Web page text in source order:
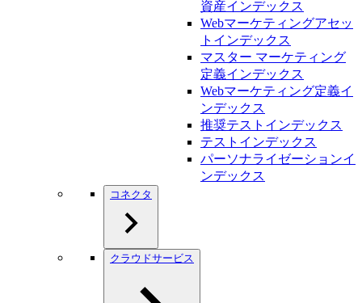
資産インデックス
Webマーケティングアセッ
トインデックス
マスター マーケティング
定義インデックス
Webマーケティング定義イ
ンデックス
推奨テストインデックス
テストインデックス
パーソナライゼーションイ
ンデックス
コネクタ
クラウドサービス